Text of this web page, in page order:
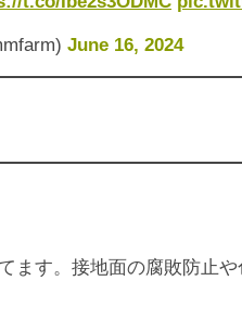
June 16, 2024
ます。接地面の腐敗防止や